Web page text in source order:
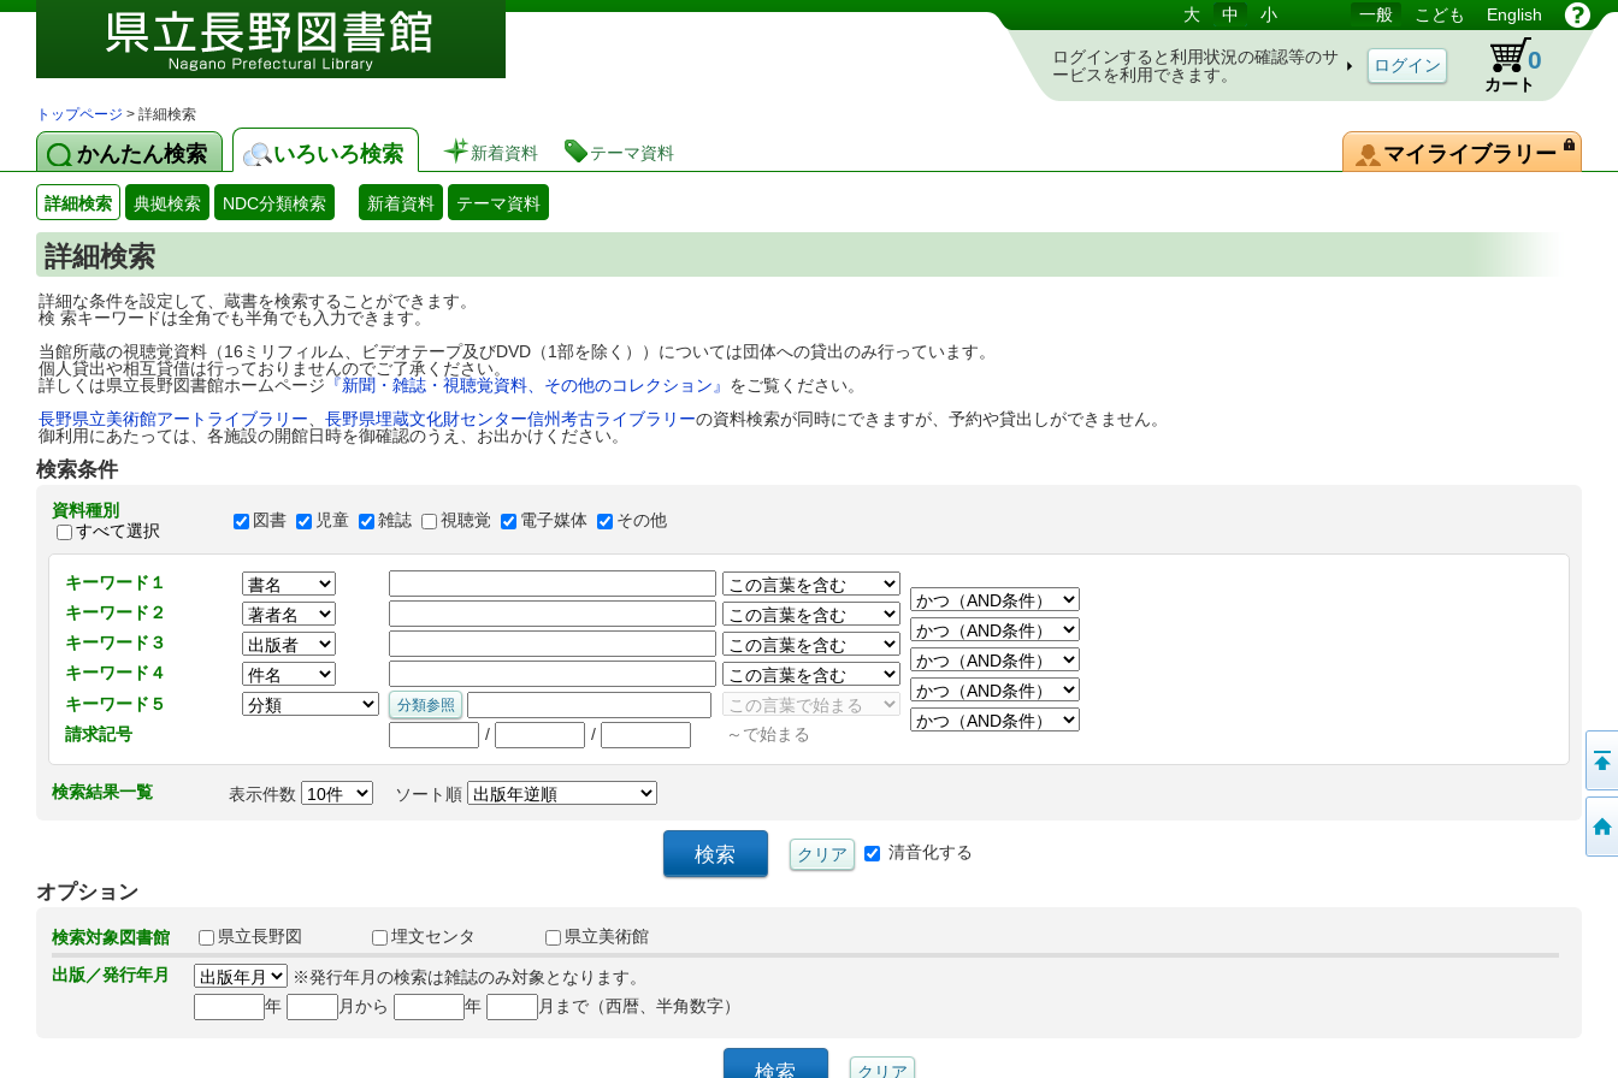
図書館 蔵書検索・予約システム 大 中 小 一般 こども English
ログインすると利用状況の確認等のサ
ービスを利用できます。
カート
0
トップページ > 詳細検索
かんたん検索 いろいろ検索 新着資料 テーマ資料 マイライブラリー
詳細検索 典拠検索 NDC分類検索 新着資料 テーマ資料
詳細検索
詳細な条件を設定して、蔵書を検索することができます。
検 索キーワードは全角でも半角でも入力できます。
当館所蔵の視聴覚資料（16ミリフィルム、ビデオテープ及びDVD（1部を除く））については団体への貸出のみ行っています。
個人貸出や相互貸借は行っておりませんのでご了承ください。
詳しくは県立長野図書館ホームページ 『新聞・雑誌・視聴覚資料、その他のコレクション』 をご覧ください。
長野県立美術館アートライブラリー
長野県埋蔵文化財センター信州考古ライブラリーの資料検索が同時にできますが、予約や貸出しができません。
御利用にあたっては、各施設の開館日時を御確認のうえ、お出かけください。
検索条件
資料種別
すべて選択
図書 児童 雑誌 視聴覚 電子媒体 その他
キーワード１
キーワード２
キーワード３
キーワード４
キーワード５
請求記号
/ / ～で始まる
検索結果一覧 表示件数 ソート順
清音化する
オプション
検索対象図書館 県立長野図 埋文センタ
県立美術館
出版／発行年月
※発行年月の検索は雑誌のみ対象となります。
年
月から 年 月まで（西暦、半角数字）